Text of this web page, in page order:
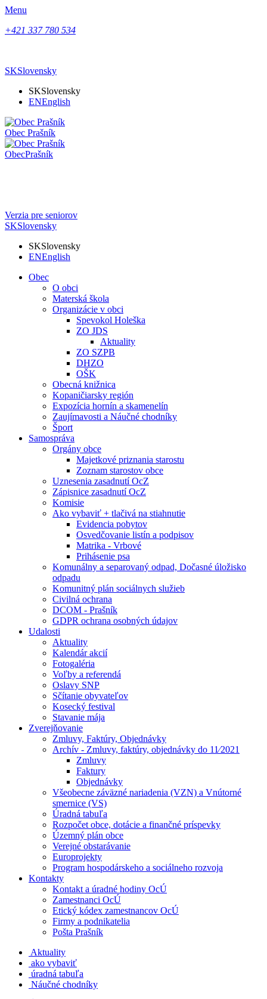
Menu
+421 337 780 534
SKSlovensky
SKSlovensky
ENEnglish
Obec Prašník
ObecPrašník
Verzia pre seniorov
SKSlovensky
SKSlovensky
ENEnglish
Obec
O obci
Materská škola
Organizácie v obci
Spevokol Holeška
ZO JDS
Aktuality
ZO SZPB
DHZO
OŠK
Obecná knižnica
Kopaničiarsky región
Expozícia hornín a skamenelín
Zaujímavosti a Náučné chodníky
Šport
Samospráva
Orgány obce
Majetkové priznania starostu
Zoznam starostov obce
Uznesenia zasadnutí OcZ
Zápisnice zasadnutí OcZ
Komisie
Ako vybaviť + tlačivá na stiahnutie
Evidencia pobytov
Osvedčovanie listín a podpisov
Matrika - Vrbové
Prihásenie psa
Komunálny a separovaný odpad, Dočasné úložisko
odpadu
Komunitný plán sociálnych služieb
Civilná ochrana
DCOM - Prašník
GDPR ochrana osobných údajov
Udalosti
Aktuality
Kalendár akcií
Fotogaléria
Voľby a referendá
Oslavy SNP
Sčítanie obyvateľov
Kosecký festival
Stavanie mája
Zverejňovanie
Zmluvy, Faktúry, Objednávky
Archív - Zmluvy, faktúry, objednávky do 11⁄2021
Zmluvy
Faktury
Objednávky
Všeobecne záväzné nariadenia (VZN) a Vnútorné
smernice (VS)
Úradná tabuľa
Rozpočet obce, dotácie a finančné príspevky
Územný plán obce
Verejné obstarávanie
Europrojekty
Program hospodárskeho a sociálneho rozvoja
Kontakty
Kontakt a úradné hodiny OcÚ
Zamestnanci OcÚ
Etický kódex zamestnancov OcÚ
Firmy a podnikatelia
Pošta Prašník
Aktuality
ako vybaviť
úradná tabuľa
Náučné chodníky